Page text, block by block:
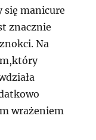
się manicure
znacznie
Na
wrażeniem